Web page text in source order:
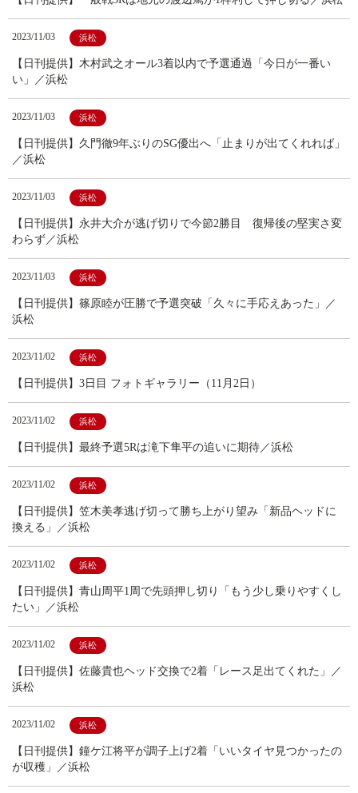
2023/11/03 浜松
【日刊提供】木村武之オール3着以内で予選通過「今日が一番い
い」／浜松
2023/11/03 浜松
【日刊提供】久門徹9年ぶりのSG優出へ「止まりが出てくれれば」
／浜松
2023/11/03 浜松
【日刊提供】永井大介が逃げ切りで今節2勝目 復帰後の堅実さ変
わらず／浜松
2023/11/03 浜松
【日刊提供】篠原睦が圧勝で予選突破「久々に手応えあった」／
浜松
2023/11/02 浜松
【日刊提供】3日目 フォトギャラリー（11月2日）
2023/11/02 浜松
【日刊提供】最終予選5Rは滝下隼平の追いに期待／浜松
2023/11/02 浜松
【日刊提供】笠木美孝逃げ切って勝ち上がり望み「新品ヘッドに
換える」／浜松
2023/11/02 浜松
【日刊提供】青山周平1周で先頭押し切り「もう少し乗りやすくし
たい」／浜松
2023/11/02 浜松
【日刊提供】佐藤貴也ヘッド交換で2着「レース足出てくれた」／
浜松
2023/11/02 浜松
【日刊提供】鐘ケ江将平が調子上げ2着「いいタイヤ見つかったの
が収穫」／浜松